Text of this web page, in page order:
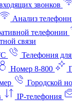
звонков
Анализ
телефонии
связи
Телефония для
Номер 8-800
Городской
IP-телефония